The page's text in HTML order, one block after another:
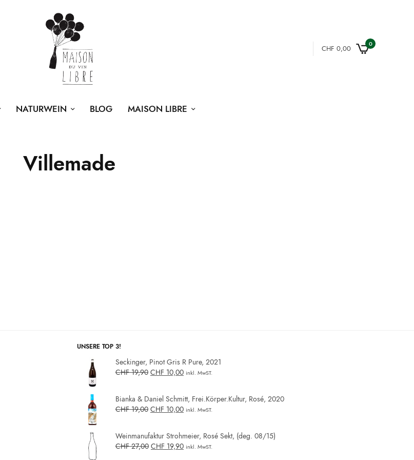
CHF 0,00
0
NATURWEIN BLOG MAISON LIBRE
Villemade
UNSERE TOP 3!
Seckinger, Pinot Gris R Pure, 2021
CHF19,90 CHF 10,00 inkl. MwST.
Bianka & Daniel Schmitt, Frei.Körper.Kultur, Rosé, 2020
CHF19,00 CHF 10,00 inkl. MwST.
Weinmanufaktur Strohmeier, Rosé Sekt, (deg. 08/15)
CHF27,00 CHF 19,90 inkl. MwST.